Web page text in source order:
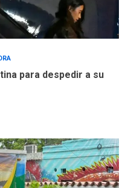
para despedir a su